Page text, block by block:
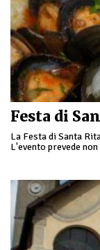
Festa di
La Festa di Santa
L'evento prevede